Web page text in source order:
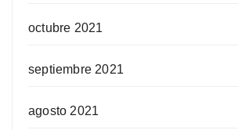
octubre 2021
septiembre 2021
agosto 2021